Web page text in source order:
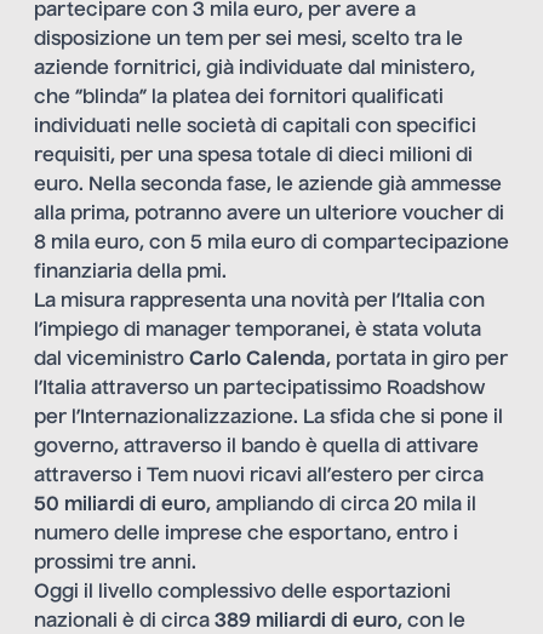
partecipare con 3 mila euro, per avere a
disposizione un tem per sei mesi, scelto tra le
aziende fornitrici, già individuate dal ministero,
che “blinda” la platea dei fornitori qualificati
individuati nelle società di capitali con specifici
requisiti, per una spesa totale di dieci milioni di
euro. Nella seconda fase, le aziende già ammesse
alla prima, potranno avere un ulteriore voucher di
8 mila euro, con 5 mila euro di compartecipazione
finanziaria della pmi.
La misura rappresenta una novità per l’Italia con
l’impiego di manager temporanei, è stata voluta
dal viceministro Carlo Calenda, portata in giro per
l’Italia attraverso un partecipatissimo Roadshow
per l’Internazionalizzazione. La sfida che si pone il
governo, attraverso il bando è quella di attivare
attraverso i Tem nuovi ricavi all’estero per circa
50 miliardi di euro, ampliando di circa 20 mila il
numero delle imprese che esportano, entro i
prossimi tre anni.
Oggi il livello complessivo delle esportazioni
nazionali è di circa 389 miliardi di euro, con le